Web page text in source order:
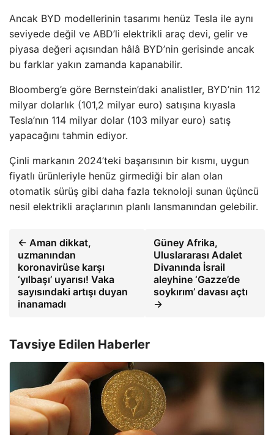
Ancak BYD modellerinin tasarımı henüz Tesla ile aynı
seviyede değil ve ABD’li elektrikli araç devi, gelir ve
piyasa değeri açısından hâlâ BYD’nin gerisinde ancak
bu farklar yakın zamanda kapanabilir.
Bloomberg’e göre Bernstein’daki analistler, BYD’nin 112
milyar dolarlık (101,2 milyar euro) satışına kıyasla
Tesla’nın 114 milyar dolar (103 milyar euro) satış
yapacağını tahmin ediyor.
Çinli markanın 2024’teki başarısının bir kısmı, uygun
fiyatlı ürünleriyle henüz girmediği bir alan olan
otomatik sürüş gibi daha fazla teknoloji sunan üçüncü
nesil elektrikli araçlarının planlı lansmanından gelebilir.
← Aman dikkat,
uzmanından
koronavirüse karşı
‘yılbaşı’ uyarısı! Vaka
sayısındaki artışı duyan
inanamadı
Güney Afrika,
Uluslararası Adalet
Divanında İsrail
aleyhine ‘Gazze’de
soykırım’ davası açtı
→
Tavsiye Edilen Haberler